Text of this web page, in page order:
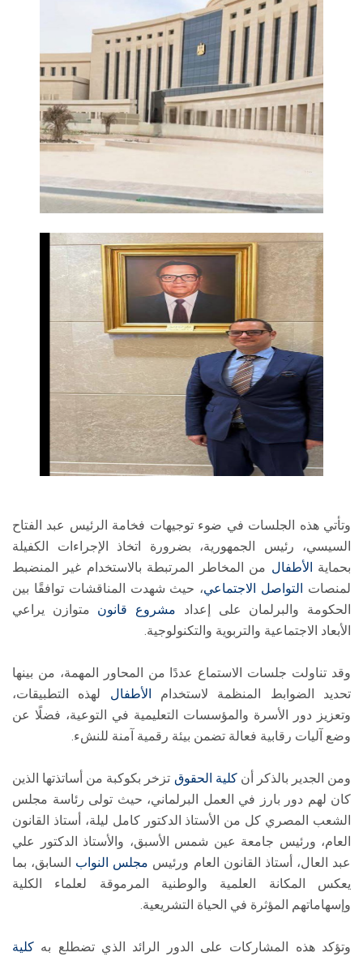
وتأتي هذه الجلسات في ضوء توجيهات فخامة الرئيس عبد الفتاح
السيسي، رئيس الجمهورية، بضرورة اتخاذ الإجراءات الكفيلة
بحماية
الأطفال من المخاطر المرتبطة بالاستخدام غير المنضبط
لمنصات
التواصل الاجتماعي، حيث شهدت المناقشات توافقًا بين
الحكومة والبرلمان على إعداد مشروع قانون متوازن يراعي
الأبعاد الاجتماعية والتربوية والتكنولوجية.
وقد تناولت جلسات الاستماع عددًا من المحاور المهمة، من بينها
تحديد الضوابط المنظمة لاستخدام الأطفال لهذه التطبيقات،
وتعزيز دور الأسرة والمؤسسات التعليمية في التوعية، فضلًا عن
وضع آليات رقابية فعالة تضمن بيئة رقمية آمنة للنشء.
ومن الجدير بالذكر أنكلية الحقوق تزخر بكوكبة من أساتذتها الذين
كان لهم دور بارز في العمل البرلماني، حيث تولى رئاسة مجلس
الشعب المصري كل من الأستاذ الدكتور كامل ليلة، أستاذ القانون
العام، ورئيس جامعة عين شمس الأسبق، والأستاذ الدكتور علي
عبد العال، أستاذ القانون العام ورئيس مجلس النواب السابق، بما
يعكس المكانة العلمية والوطنية المرموقة لعلماء الكلية
وإسهاماتهم المؤثرة في الحياة التشريعية.
وتؤكد هذه المشاركات على الدور الرائد الذي تضطلع به كلية